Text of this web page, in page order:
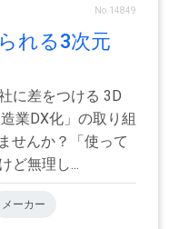
No.14849
れる3次元
に差をつける 3D
業DX化」の取り組
せんか？「使って
ど無理し...
メーカー